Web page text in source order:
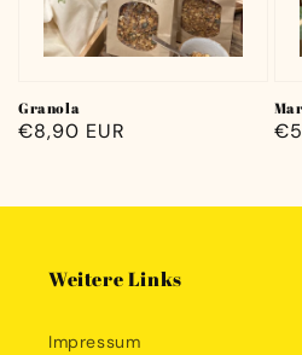
Granola
Normaler
€8,90 EUR
Weitere Links
Impressum